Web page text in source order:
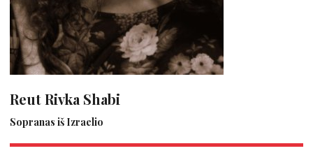
Reut Rivka Shabi
Sopranas iš Izraelio